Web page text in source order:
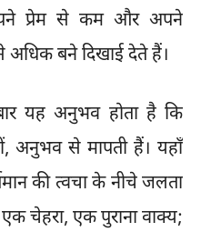
प्रेम से कम और अपने
अधिक बने दिखाई देते हैं।
यह अनुभव होता है कि
अनुभव से मापती हैं। यहाँ
की त्वचा के नीचे जलता
चेहरा, एक पुराना वाक्य;